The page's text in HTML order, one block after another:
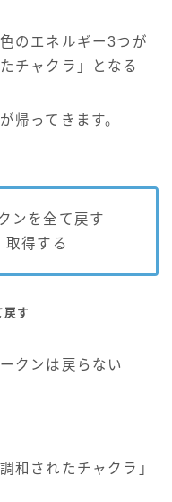
のエネルギー3つが
チャクラ」となる
帰ってきます。
ンを全て戻す
取得する
す
クンは戻らない
和されたチャクラ」